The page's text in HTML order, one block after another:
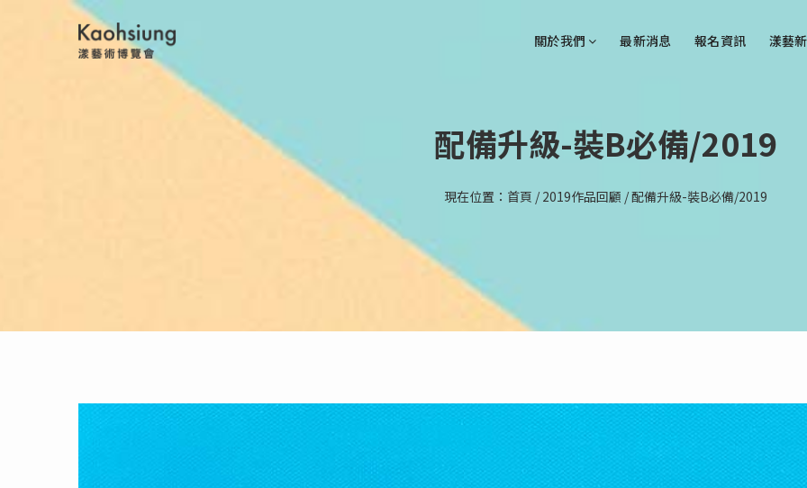
關於我們 最新消息 報名資訊 漾藝
配備升級-裝B必備/2019
現在位置： 首頁 / 2019作品回顧 /配備升級-裝B必備/2019